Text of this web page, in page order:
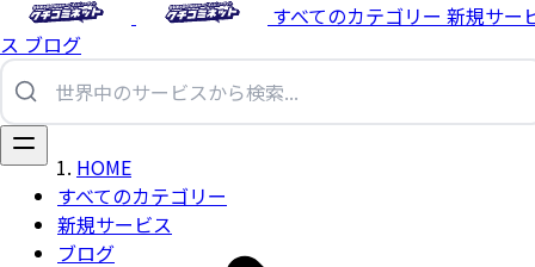
すべてのカテゴリー 新規サー
ス ブログ
すべてのカテゴリー
新規サービス
ブログ
HOME